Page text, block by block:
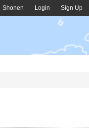
Shonen Login Sign Up